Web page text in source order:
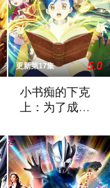
更新第17集 5.0
小书痴的下克
上：为了成为
择手段！第四
季